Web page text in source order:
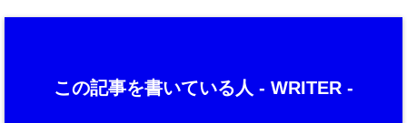
この記事を書いている人 - WRITER -